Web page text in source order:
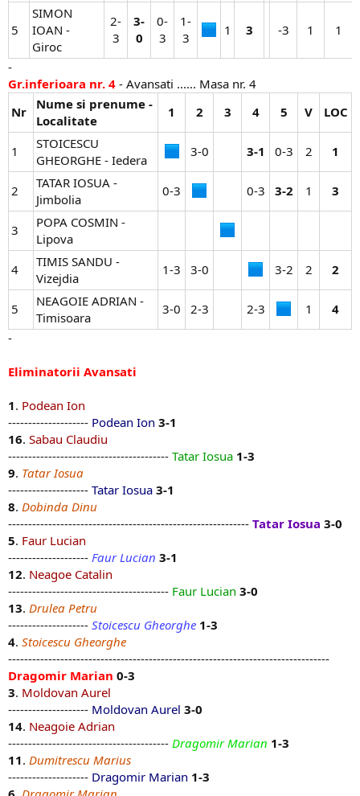
5
SIMON
IOAN -
Giroc
2-
3​
3-
0
0-
3​
1-
3​
1​ 3 -3​ 1​ 1​
-
Gr.inferioara nr. 4 - Avansati ...... Masa nr. 4
Nr
Nume si prenume -
Localitate
1 2 3 4 5 V LOC
1
STOICESCU
GHEORGHE - Iedera
3-0​ 3-1 0-3​ 2​ 1
2
TATAR IOSUA -
Jimbolia
0-3​ 0-3​ 3-2 1​ 3
3
POPA COSMIN -
Lipova
4
TIMIS SANDU -
Vizejdia
1-3​ 3-0​ 3-2​ 2​ 2
5
NEAGOIE ADRIAN -
Timisoara
3-0​ 2-3​ 2-3​ 1​
4
-
Eliminatorii Avansati
1. Podean Ion
-------------------- Podean Ion 3-1
16. Sabau Claudiu
---------------------------------------- Tatar Iosua 1-3
9. Tatar Iosua
-------------------- Tatar Iosua 3-1
8. Dobinda Dinu
------------------------------------------------------------ Tatar Iosua 3-0
5. Faur Lucian
-------------------- Faur Lucian 3-1
12. Neagoe Catalin
---------------------------------------- Faur Lucian 3-0
13. Drulea Petru
-------------------- Stoicescu Gheorghe 1-3
4. Stoicescu Gheorghe
--------------------------------------------------------------------------------
Dragomir Marian 0-3
3. Moldovan Aurel
-------------------- Moldovan Aurel 3-0
14. Neagoie Adrian
---------------------------------------- Dragomir Marian 1-3
11. Dumitrescu Marius
-------------------- Dragomir Marian 1-3